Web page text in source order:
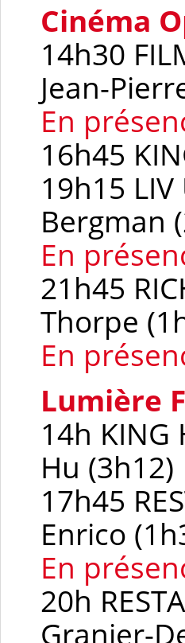
Cinéma
14h30
Jean-
En
16h45
19h15 LIV
Bergman
En
21h45
Thorpe
En
Lumière
14h KING
Hu (3h12)
17h45
Enrico
En
20h
Granier-